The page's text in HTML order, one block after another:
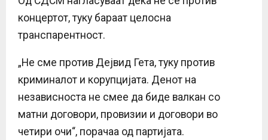
концертот, туку бараат целосна
транспарентност.
„Не сме против Дејвид Гета, туку против
криминалот и корупцијата. Денот на
независноста не смее да биде валкан со
матни договори, провизии и договори во
четири очи“, порачаа од партијата.